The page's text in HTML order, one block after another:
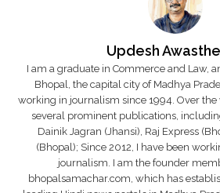
Updesh
I am a graduate in Commerce and Law,
Bhopal, the capital city of Madhya
working in journalism since 1994. Over the
several prominent publications,
Dainik Jagran (Jhansi), Raj Express
(Bhopal); Since 2012, I have been
journalism. I am the founder
bhopalsamachar.com, which has